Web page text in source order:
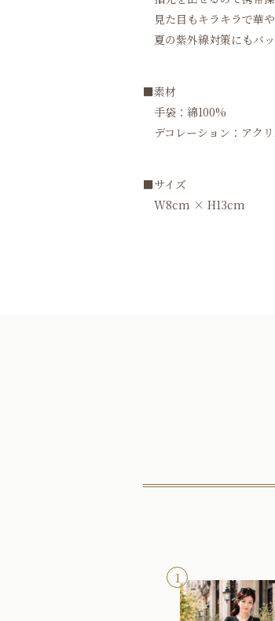
見た目もキラキラで華
夏の紫外線対策にもバ
■素材
手袋：綿100%
デコレーション：アク
■サイズ
W8cm × H13cm